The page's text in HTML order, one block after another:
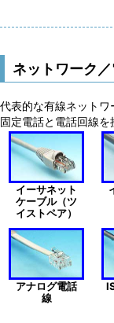
ネットワーク
代表的な有線ネット
固定電話と電話回線を
イーサネット
ケーブル（ツ
イストペア）
アナログ電話
線